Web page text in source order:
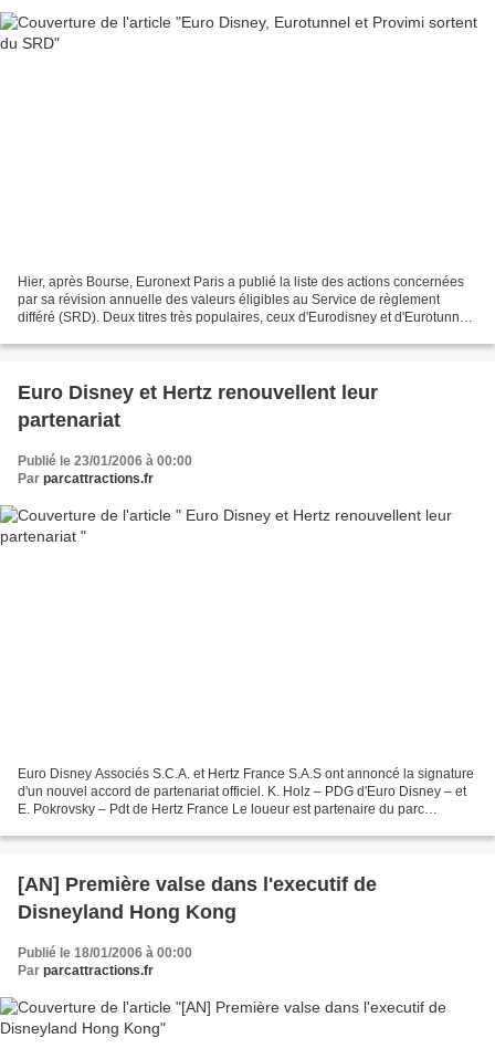
Hier, après Bourse, Euronext Paris a publié la liste des actions concernées
par sa révision annuelle des valeurs éligibles au Service de règlement
différé (SRD). Deux titres très populaires, ceux d'Eurodisney et d'Eurotunnel,
Euro Disney et Hertz renouvellent leur
partenariat
Publié le 23/01/2006 à 00:00
Par parcattractions.fr
Euro Disney Associés S.C.A. et Hertz France S.A.S ont annoncé la signature
d'un nouvel accord de partenariat officiel. K. Holz – PDG d'Euro Disney – et
E. Pokrovsky – Pdt de Hertz France Le loueur est partenaire du parc
[AN] Première valse dans l'executif de
Disneyland Hong Kong
Publié le 18/01/2006 à 00:00
Par parcattractions.fr